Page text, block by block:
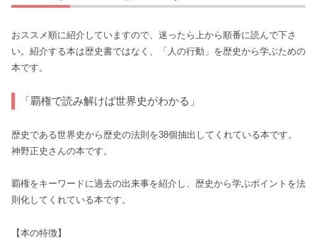
おススメ順に紹介していますので、迷ったら上から順番に読んで下さ
い。紹介する本は歴史書ではなく、「人の行動」を歴史から学ぶための
本です。
「覇権で読み解けば世界史がわかる」
歴史である世界史から歴史の法則を38個抽出してくれている本です。
神野正史さんの本です。
覇権をキーワードに過去の出来事を紹介し、歴史から学ぶポイントを法
則化してくれている本です。
【本の特徴】